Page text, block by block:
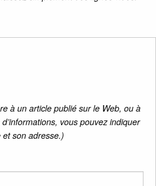
à un article publié sur le Web, ou à
vous pouvez indiquer
son adresse.)